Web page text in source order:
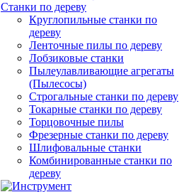
Станки по дереву
Круглопильные станки по
дереву
Ленточные пилы по дереву
Лобзиковые станки
Пылеулавливающие агрегаты
(Пылесосы)
Строгальные станки по дереву
Токарные станки по дереву
Торцовочные пилы
Фрезерные станки по дереву
Шлифовальные станки
Комбинированные станки по
дереву